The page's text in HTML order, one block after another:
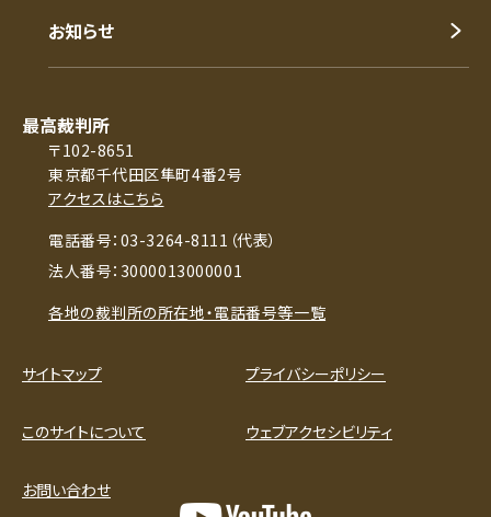
お知らせ
最高裁判所
〒102-8651
東京都千代田区隼町4番2号
アクセスはこちら
電話番号：03-3264-8111（代表）
法人番号：3000013000001
各地の裁判所の所在地・電話番号等一覧
サイトマップ プライバシーポリシー
このサイトについて ウェブアクセシビリティ
お問い合わせ